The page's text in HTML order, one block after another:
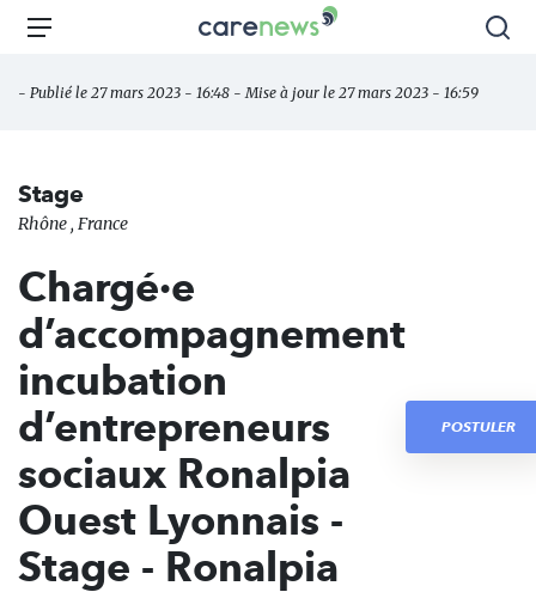
Aller
principal
Carenews,
des
Menu
- Publié le 27 mars 2023 - 16:48 - Mise à jour le 27 mars 2023 - 16:59
Stage
Rhône , France
Chargé·e
d’accompagnement
incubation
d’entrepreneurs
sociaux Ronalpia
Ouest Lyonnais -
Stage - Ronalpia
POSTULER